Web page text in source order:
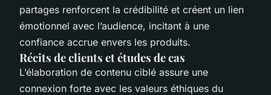
partages renforcent la crédibilité et créent un lien
émotionnel avec l’audience, incitant à une
confiance accrue envers les produits.
Récits de clients et études de cas
L’élaboration de contenu ciblé assure une
connexion forte avec les valeurs éthiques du